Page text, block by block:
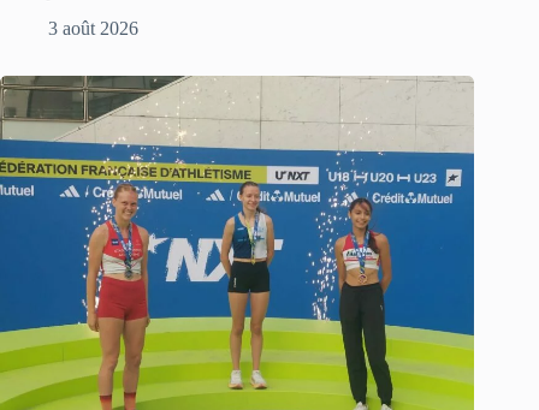
3 août 2026